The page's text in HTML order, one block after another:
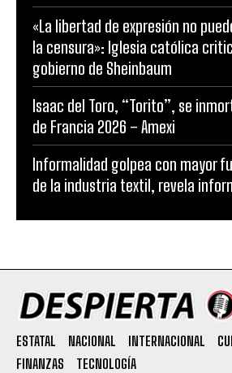
«La libertad de expresión no
la censura»: Iglesia católica
gobierno de Sheinbaum
Isaac del Toro, “Torito”, se
de Francia 2026 – Amexi
Informalidad golpea con mayor
de la industria textil, revela
ESTATAL NACIONAL INTERNACIONAL
FINANZAS
TECNOLOGÍA